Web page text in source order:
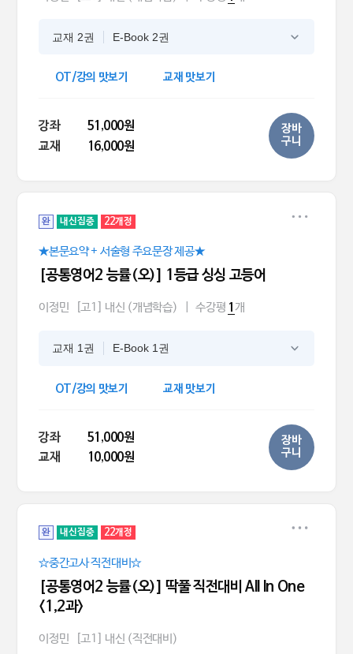
교재 2권 E-Book 2권
OT/강의 맛보기 교재 맛보기
강좌
51,000원
교재
16,000원
장바
구니
완 내신집중 22개정
★본문요약 + 서술형 주요문장 제공★
[공통영어2 능률(오)] 1등급 싱싱 고등어
이정민 [고1] 내신 (개념학습) 수강평 1 개
교재 1권 E-Book 1권
OT/강의 맛보기 교재 맛보기
강좌
51,000원
교재
10,000원
장바
구니
완 내신집중 22개정
☆중간고사 직전대비☆
[공통영어2 능률(오)] 딱풀 직전대비 All In One
<1,2과>
이정민 [고1] 내신 (직전대비)